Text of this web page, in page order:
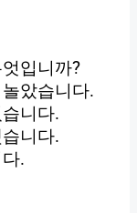
입니까?
았습니다.
니다.
니다.
.